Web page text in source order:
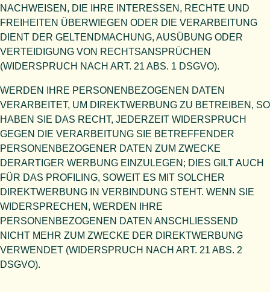
NACHWEISEN, DIE IHRE INTERESSEN, RECHTE UND
FREIHEITEN ÜBERWIEGEN ODER DIE VERARBEITUNG
DIENT DER GELTENDMACHUNG, AUSÜBUNG ODER
VERTEIDIGUNG VON RECHTSANSPRÜCHEN
(WIDERSPRUCH NACH ART. 21 ABS. 1 DSGVO).
WERDEN IHRE PERSONENBEZOGENEN DATEN
VERARBEITET, UM DIREKTWERBUNG ZU BETREIBEN, SO
HABEN SIE DAS RECHT, JEDERZEIT WIDERSPRUCH
GEGEN DIE VERARBEITUNG SIE BETREFFENDER
PERSONENBEZOGENER DATEN ZUM ZWECKE
DERARTIGER WERBUNG EINZULEGEN; DIES GILT AUCH
FÜR DAS PROFILING, SOWEIT ES MIT SOLCHER
DIREKTWERBUNG IN VERBINDUNG STEHT. WENN SIE
WIDERSPRECHEN, WERDEN IHRE
PERSONENBEZOGENEN DATEN ANSCHLIESSEND
NICHT MEHR ZUM ZWECKE DER DIREKTWERBUNG
VERWENDET (WIDERSPRUCH NACH ART. 21 ABS. 2
DSGVO).